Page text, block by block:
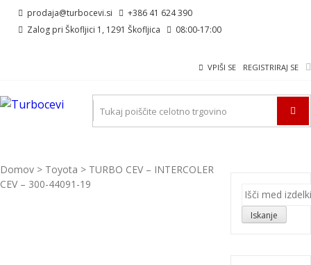
Skip
Skip prodaja@turbocevi.si
+386 41 624 390
Zalog pri Škofljici 1, 1291 Škofljica
08:00-17:00
VPIŠI SE REGISTRIRAJ SE
TURBOCEVI
Turbo ideal – turbo cevi
Domov > Toyota > TURBO CEV – INTERCOLER
CEV – 300-44091-19
Išči:
Iskanje